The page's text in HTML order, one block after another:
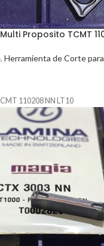
Proposito TCMT
, Herramienta de Corte
110208 NN LT10